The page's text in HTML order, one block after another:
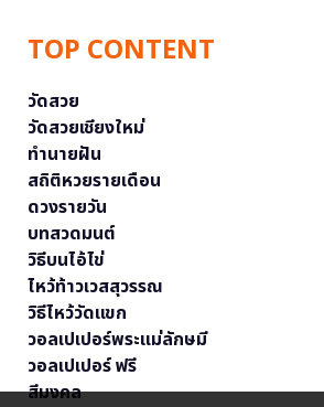
TOP CONTENT
วัดสวย
วัดสวยเชียงใหม่
ทำนายฝัน
สถิติหวยรายเดือน
ดวงรายวัน
บทสวดมนต์
วิธีบนไอ้ไข่
ไหว้ท้าวเวสสุวรรณ
วิธีไหว้วัดแขก
วอลเปเปอร์พระแม่ลักษมี
วอลเปเปอร์ ฟรี
สีมงคล